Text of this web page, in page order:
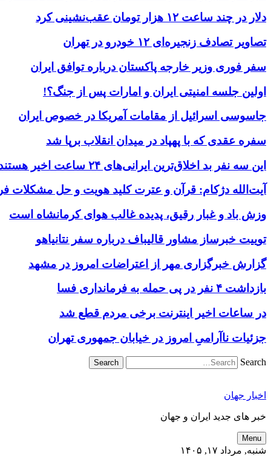
دلار در چند ساعت ۱۲ هزار تومان عقب‌نشینی کرد
تصاویر تصادف زنجیره‌ای ۱۲ خودرو در تهران
سفر فوری وزیر خارجه پاکستان درباره توافق ایران
اولین جلسه امنیتی ایران و امارات پس از جنگ؟!
جاسوسی اسرائیل از مقامات آمریکا در خصوص ایران
سفره عقدی که با پهپاد در میدان انقلاب برپا شد
این سه نفر بد اخلاق‌ترین ایرانی‌های ۲۴ ساعت اخیر هستند
آیت‌الله دژکام: قرآن و عترت کلید هویت و حل مشکلات
وزش باد و غبار رقیق، پدیده غالب هوای کرمانشاه است
توییت خبرساز مشاور قالیباف درباره سفر نتانیاهو
گزارش خبرگزاری مهر از اعتراضات امروز در مشهد
بازداشت ۴ نفر در پی حمله به فرمانداری فسا
در ساعات اخیر اینترنت برخی مردم قطع شد
جزئیات ناآرامیِ امروز در خیابان جمهوری تهران
Search
اخبار جهان
خبر های جدید ایران و جهان
Menu
شنبه, مرداد ۱۷, ۱۴۰۵